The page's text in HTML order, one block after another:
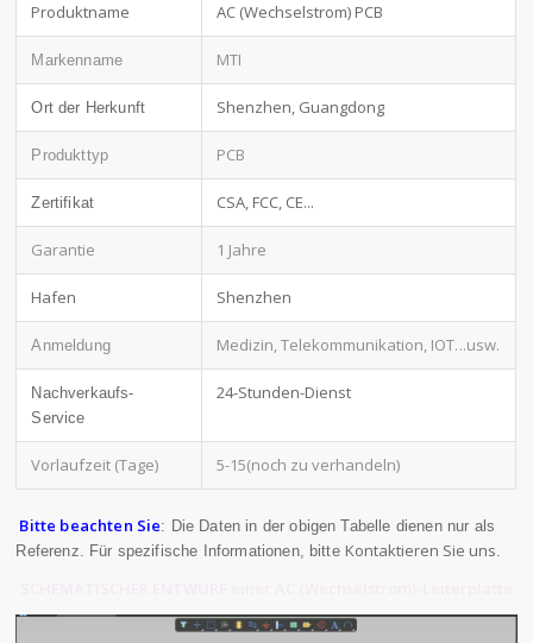
Produktname AC (Wechselstrom) PCB
Markenname MTI
Ort der Herkunft Shenzhen, Guangdong
Produkttyp PCB
Zertifikat CSA, FCC, CE...
Garantie 1 Jahre
Hafen Shenzhen
Anmeldung Medizin, Telekommunikation, IOT...usw.
Nachverkaufs-
Service
24-Stunden-Dienst
Vorlaufzeit (Tage) 5-15(noch zu verhandeln)
Bitte beachten Sie: Die Daten in der obigen Tabelle dienen nur als
Referenz. Für spezifische Informationen, bitte Kontaktieren Sie uns.